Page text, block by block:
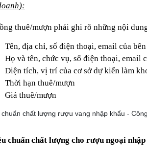
thuê/mượn phải ghi rõ những nội
Tên, địa chỉ, số điện thoại, email của
Họ và tên, chức vụ, số điện thoại, email
Diện tích, vị trí của cơ sở dự kiến làm
Thời hạn thuê/mượn
Giá thuê/mượn
chuẩn chất lượng cho rượu ngoại